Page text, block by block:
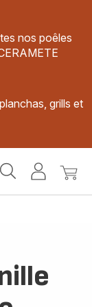
nos poêles
grills et
MonMon